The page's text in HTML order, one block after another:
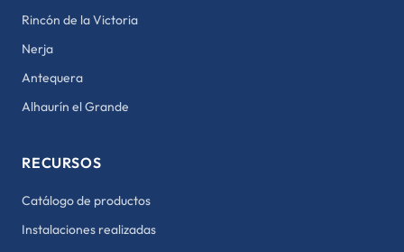
Rincón de la Victoria
Nerja
Antequera
Alhaurín el Grande
RECURSOS
Catálogo de productos
Instalaciones realizadas